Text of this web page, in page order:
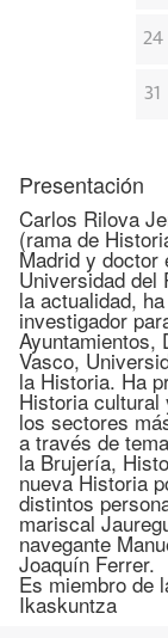
24
31
Presentación
Carlos Rilova
(rama de
Madrid y doctor
Universidad del
la actualidad,
investigador
Ayuntamientos,
Vasco,
la Historia. Ha
Historia cultural
los sectores
a través de
la Brujería,
nueva Historia
distintos
mariscal
navegante
Joaquín Ferrer.
Es miembro de
Ikaskuntza